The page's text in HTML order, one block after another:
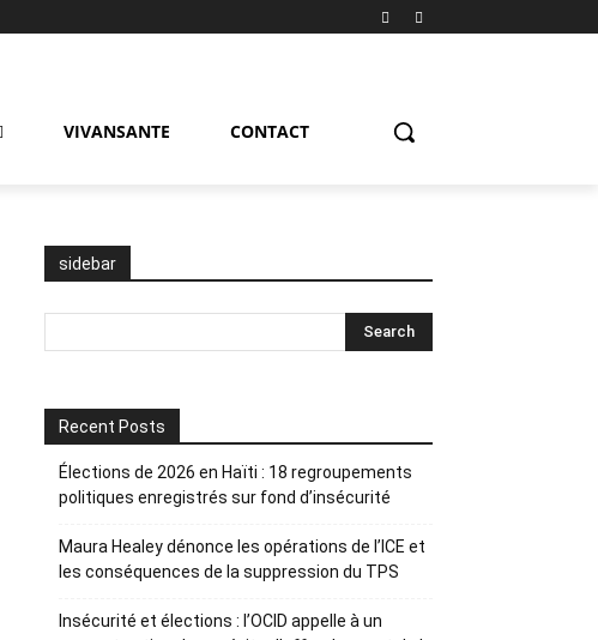
VIVANSANTE CONTACT
sidebar
Recent Posts
Élections de 2026 en Haïti : 18 regroupements
politiques enregistrés sur fond d’insécurité
Maura Healey dénonce les opérations de l’ICE et
les conséquences de la suppression du TPS
Insécurité et élections : l’OCID appelle à un